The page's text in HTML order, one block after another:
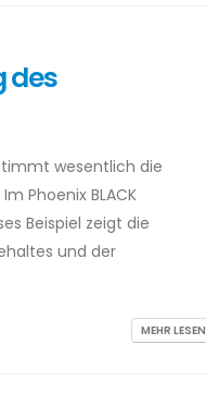
des
wesentlich die
Phoenix BLACK
Beispiel zeigt die
und der
MEHR LESEN